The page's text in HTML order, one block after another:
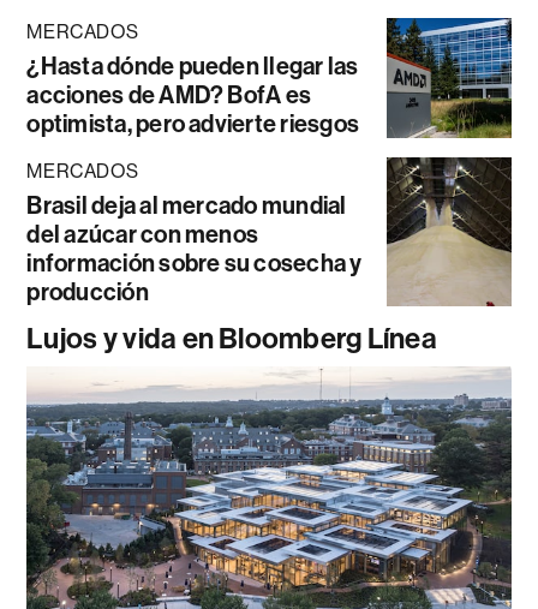
MERCADOS
¿Hasta dónde pueden llegar las
acciones de AMD? BofA es
optimista, pero advierte riesgos
MERCADOS
Brasil deja al mercado mundial
del azúcar con menos
información sobre su cosecha y
producción
Lujos y vida en Bloomberg Línea